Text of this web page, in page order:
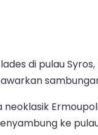
di pulau
ke